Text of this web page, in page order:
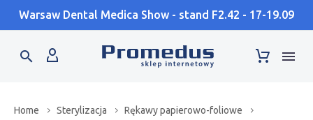
Warsaw Dental Medica Show - stand F2.42 - 17-19.09
Home Sterylizacja
Rękawy papierowo-foliowe